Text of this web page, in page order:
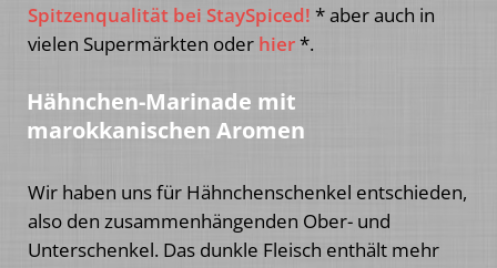
Spitzenqualität bei StaySpiced! * aber auch in
vielen Supermärkten oder hier*.
Hähnchen-Marinade mit
marokkanischen Aromen
Wir haben uns für Hähnchenschenkel entschieden,
also den zusammenhängenden Ober- und
Unterschenkel. Das dunkle Fleisch enthält mehr